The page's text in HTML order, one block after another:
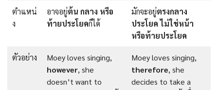
ตําแหน่
ง
อาจอยู่ต้น กลาง หรือ
ท้ายประโยคก็ได้
มักจะอยู่ตรงกลาง
ประโยค ไม่ใช่หน้า
หรือท้ายประโยค
ตัวอย่าง
Moey loves singing,
however, she
doesn’t want to
Moey loves singing,
therefore, she
decides to take a